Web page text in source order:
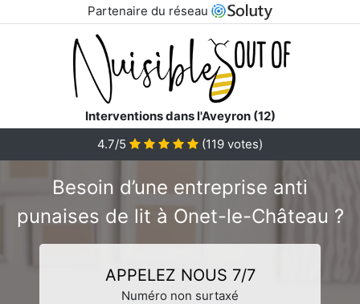
Partenaire du réseau
Interventions dans l'Aveyron (12)
4.7/5
(119 votes)
Besoin d’une entreprise anti
punaises de lit à Onet-le-Château ?
APPELEZ NOUS 7/7
Numéro non surtaxé